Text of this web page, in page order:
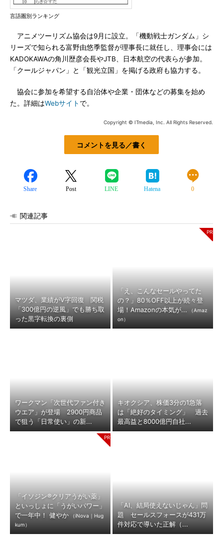
言語圏別ランキング
アニメツーリズム協会は9月に設立。「機動戦士ガンダム」シ
リーズで知られる富野由悠季監督が理事長に就任し、理事会には
KADOKAWAの角川歴彦会長やJTB、日本航空の代表らが参加。
「クールジャパン」と「観光立国」を掲げる政府も協力する。
協会に参加を希望する自治体や企業・団体などの募集を始め
た。詳細はWebサイト で。
Copyright © ITmedia, Inc. All Rights Reserved.
コメントを見る／書く
Share Post LINE Hatena 0
関連記事
マツダ、業績がV字回復 関税
「300億円の逆風」でも勝ち取
った黒字転換の裏側
「え、こんなセールやってた
の？」80％OFF以上が続々登
場！Amazonの本気が...
（Amaz
on）
ワークマン「次世代ファン付き
ウエア」が登場 2900円商品
で狙う「日常使い」の新...
キオクシア、株価3分の1急落
は「絶好のタイミング」 過去
最高益と8000億円自社...
「イソジン®クリアうがい薬」
といっしょに「うがいパワー」
で一年中！ 健やか
（iNova｜Hug
kum）
「AI、結局使えないじゃん」問
題 セールスフォースが431万
件対応で導いた正解（...